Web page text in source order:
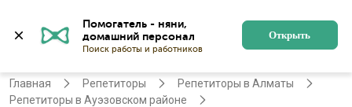
Помогатель - няни,
Поиск работы и работников
Открыть
Алматы Регистрация
Главная Репетиторы
Репетиторы в Алматы
Репетиторы в Ауэзовском районе